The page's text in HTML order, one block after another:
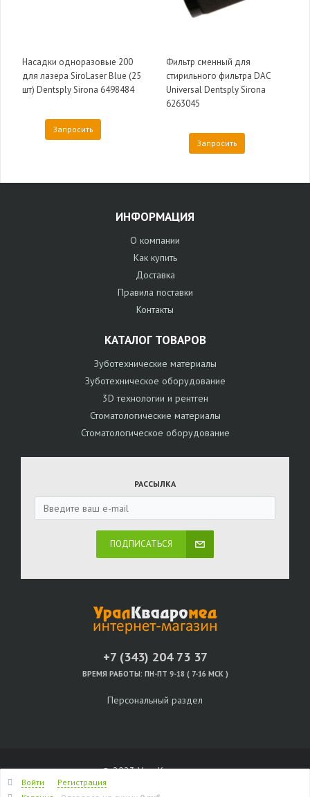
Насадки одноразовые 200
для лазера SiroLaser Blue (25
шт) Dentsply Sirona 6498484
Запросить
Фильтр сменный для
стирильного фильтра DAC
Universal Dentsply Sirona
6263045
Запросить
ИНФОРМАЦИЯ
О компании
Как купить
Доставка
Правила поставки
Контакты
КАТАЛОГ ТОВАРОВ
Зуботехнические материалы
Зуботехническое оборудование
3D технологии и рентген
Стоматологические материалы
Стоматологическое оборудование
РАССЫЛКА
ПОДПИСАТЬСЯ
+7 (343) 204 73 37
ВРЕМЯ РАБОТЫ: ПН-ПТ 9-18 ( 7-16 МСК )
Персональный раздел
© 2023 УралКвадромед
Войти
Регистрация